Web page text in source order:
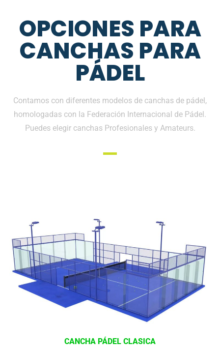
OPCIONES PARA
CANCHAS PARA
PÁDEL
Contamos con diferentes modelos de canchas de pádel,
homologadas con la Federación Internacional de Pádel.
Puedes elegir canchas Profesionales y Amateurs.
CANCHA PÁDEL CLASICA